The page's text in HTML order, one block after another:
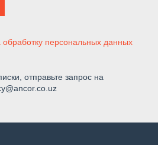
обработку персональных данных
отправьте запрос на